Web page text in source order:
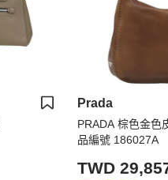
Prada
PRADA 棕色金色
品編號 186027A
TWD